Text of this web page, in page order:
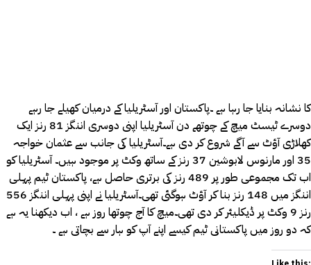
کا نشانہ بنایا جا رہا ہے ۔پاکستان اور آسٹریلیا کے درمیان کھیلے جا رہے
دوسرے ٹیسٹ میچ کے چوتھے دن آسٹریلیا اپنی دوسری اننگز 81 رنز ایک
کھلاڑی آﺅٹ سے آگے شروع کر دی ہے۔آسٹریلیا کی جانب سے عثمان خواجہ
35 اور مارنوس لابوشین 37 رنز کے ساتھ وکٹ پر موجود ہیں۔ آسٹریلیا کو
اب تک مجموعی طور پر 489 رنز کی برتری حاصل ہے، پاکستان ٹیم پہلی
اننگز میں 148 رنز بنا کر آﺅٹ ہوگئی تھی۔آسٹریلیا نے اپنی پہلی اننگز 556
رنز 9 وکٹ پر ڈیکلیئر کر دی تھی۔میچ کا آج چوتھا روز ہے ، اب دیکھنا یہ ہے
کہ دو روز میں پاکستانی ٹیم کیسے اپنے آپ کو ہار سے بچاتی ہے ۔